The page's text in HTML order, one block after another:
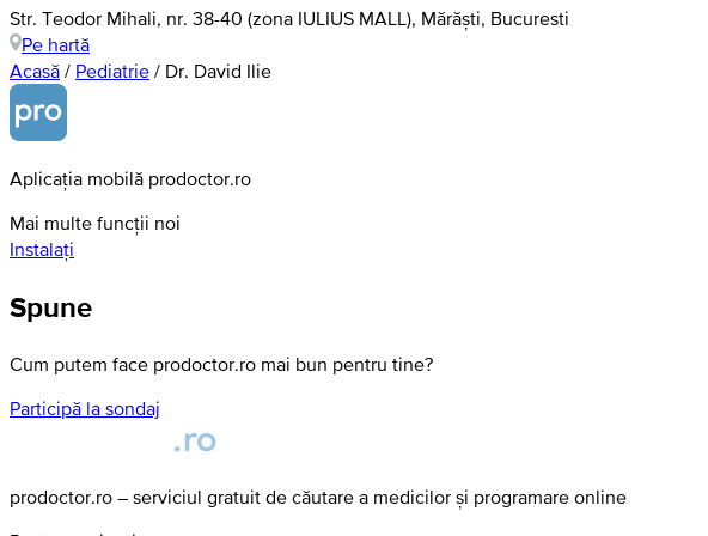
Str. Teodor Mihali, nr. 38-40 (zona IULIUS MALL), Mărăști, Bucuresti
Pe hartă
Acasă / Pediatrie / Dr. David Ilie
Aplicația mobilă prodoctor.ro
Mai multe funcții noi
Instalați
Spune
Cum putem face prodoctor.ro mai bun pentru tine?
Participă la sondaj
prodoctor.ro – serviciul gratuit de căutare a medicilor și programare online